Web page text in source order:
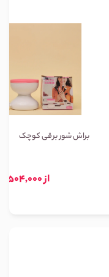
براش شور برقی کوچک
از 504,000 تومان